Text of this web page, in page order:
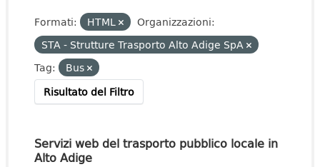
Formati: HTML
Organizzazioni:
STA - Strutture Trasporto Alto Adige SpA
Tag:
Bus
Risultato del Filtro
Servizi web del trasporto pubblico locale in
Alto Adige